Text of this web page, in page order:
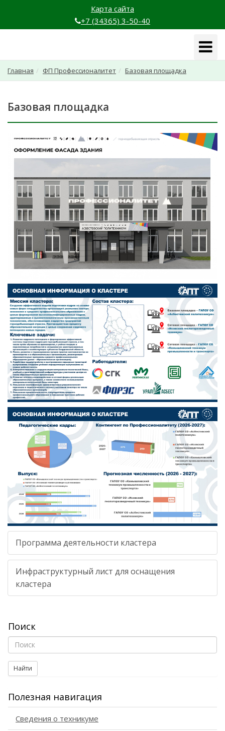
Карта сайта
+7 (34365) 3-50-40
Главная ФП Профессионалитет Базовая площадка
Базовая площадка
Программа деятельности кластера
Инфраструктурный лист для оснащения
кластера
Поиск
Найти
Полезная навигация
Сведения о техникуме